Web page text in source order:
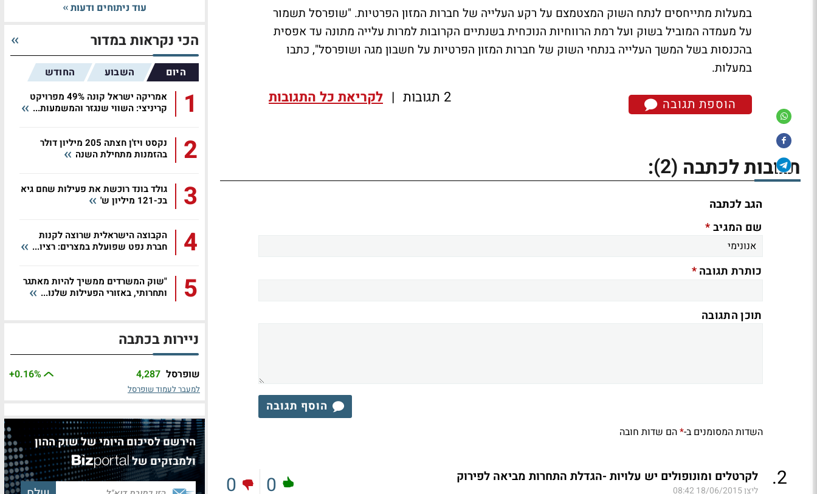
במעלות מתייחסים לנתח השוק המצטמצם על רקע העלייה של חברות המזון הפרטיות. "שופרסל תשמור
על מעמדה המוביל בשוק ועל רמת הרווחיות הנוכחית בשנתיים הקרובות למרות עלייה מתונה עד אפסית
בהכנסות בשל המשך העלייה בנתחי השוק של חברות המזון הפרטיות על חשבון מגה ושופרסל", כתבו
במעלות.
הוספת תגובה 2 תגובות | לקריאת כל התגובות
תגובות לכתבה (2)
:
הגב לכתבה
שם המגיב*
כותרת תגובה*
תוכן התגובה
הוסף תגובה
השדות המסומנים ב-*הם שדות חובה
2
. לקרטלים ומונופולים יש עלויות -הגדלת התחרות מביאה לפירוק
ליצן18/06/2015 08:42
0
0
עוד ניתוחים ודעות
הכי נקראות במדור
היום השבוע החודש
1
אמריקה ישראל קונה 49% מפרויקט
קריניצי: השווי שנגזר והמשמעות...
2
נקסט ויז'ן חצתה 205 מיליון דולר
בהזמנות מתחילת השנה
3
גולד בונד רוכשת את פעילות שחם גיא
בכ-121 מיליון ש'
4
הקבוצה הישראלית שרוצה לקנות
חברת נפט שפועלת במצרים: רציו...
5
"שוק המשרדים ממשיך להיות מאתגר
ותחרותי, באזורי הפעילות שלנו...
ניירות בכתבה
שופרסל 4,287
+0.16%
למעבר לעמוד שופרסל
הירשם לסיכום היומי של שוק ההון
ולמבזקים של